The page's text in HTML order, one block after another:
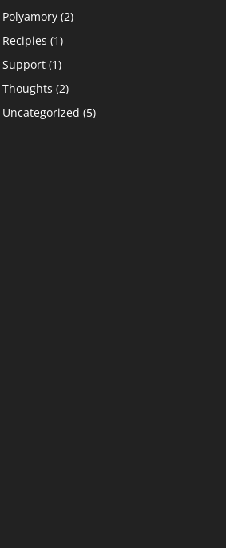
Polyamory(2)
Recipies (1)
Support(1)
Thoughts (2)
Uncategorized (5)